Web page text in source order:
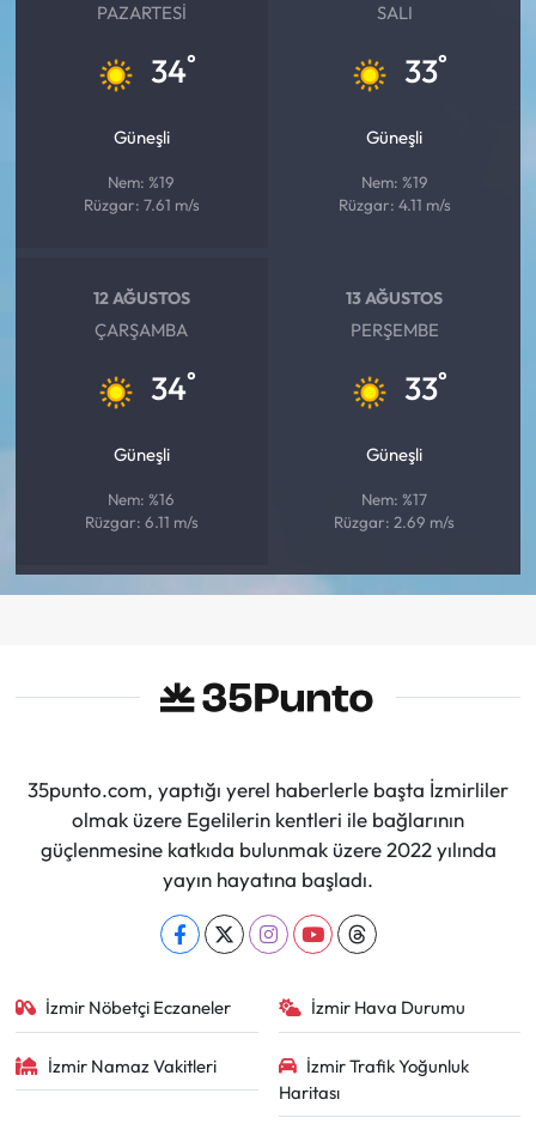
PAZARTESI
34°
Güneşli
Nem: %19
Rüzgar: 7.61 m/s
SALI
33°
Güneşli
Nem: %19
Rüzgar: 4.11 m/s
12 AĞUSTOS
ÇARŞAMBA
34°
Güneşli
Nem: %16
Rüzgar: 6.11 m/s
13 AĞUSTOS
PERŞEMBE
33°
Güneşli
Nem: %17
Rüzgar: 2.69 m/s
35punto.com, yaptığı yerel haberlerle başta İzmirliler
olmak üzere Egelilerin kentleri ile bağlarının
güçlenmesine katkıda bulunmak üzere 2022 yılında
yayın hayatına başladı.
İzmir Nöbetçi Eczaneler İzmir Hava Durumu
İzmir Namaz Vakitleri
İzmir Trafik Yoğunluk
Haritası